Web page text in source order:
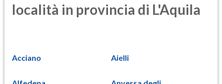
località in provincia di L'Aquila
Acciano Aielli